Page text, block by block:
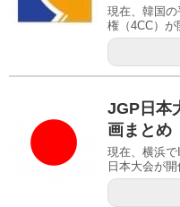
現在、韓国
権（4CC）
JGP日本
画まとめ
現在、横浜
日本大会が